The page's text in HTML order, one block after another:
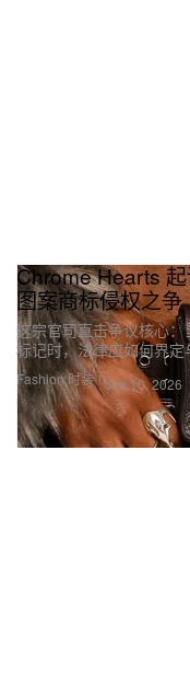
Fashion 时装
Chrome Hearts
图案商标侵权之争
这宗官司直击争议核心
标记时，法律应如何界定
Jun 10, 2026